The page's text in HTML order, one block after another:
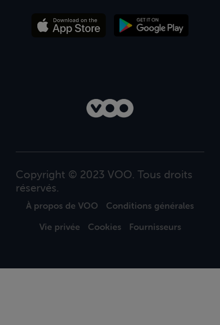
Copyright © 2023 VOO. Tous droits
réservés.
À propos de VOO
Conditions générales
Vie privée
Cookies Fournisseurs